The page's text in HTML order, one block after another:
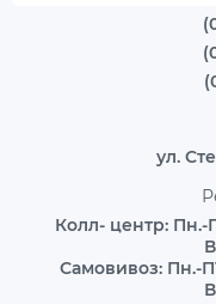
ул.
Колл- центр: Пн.-
Самовивоз: Пн.-